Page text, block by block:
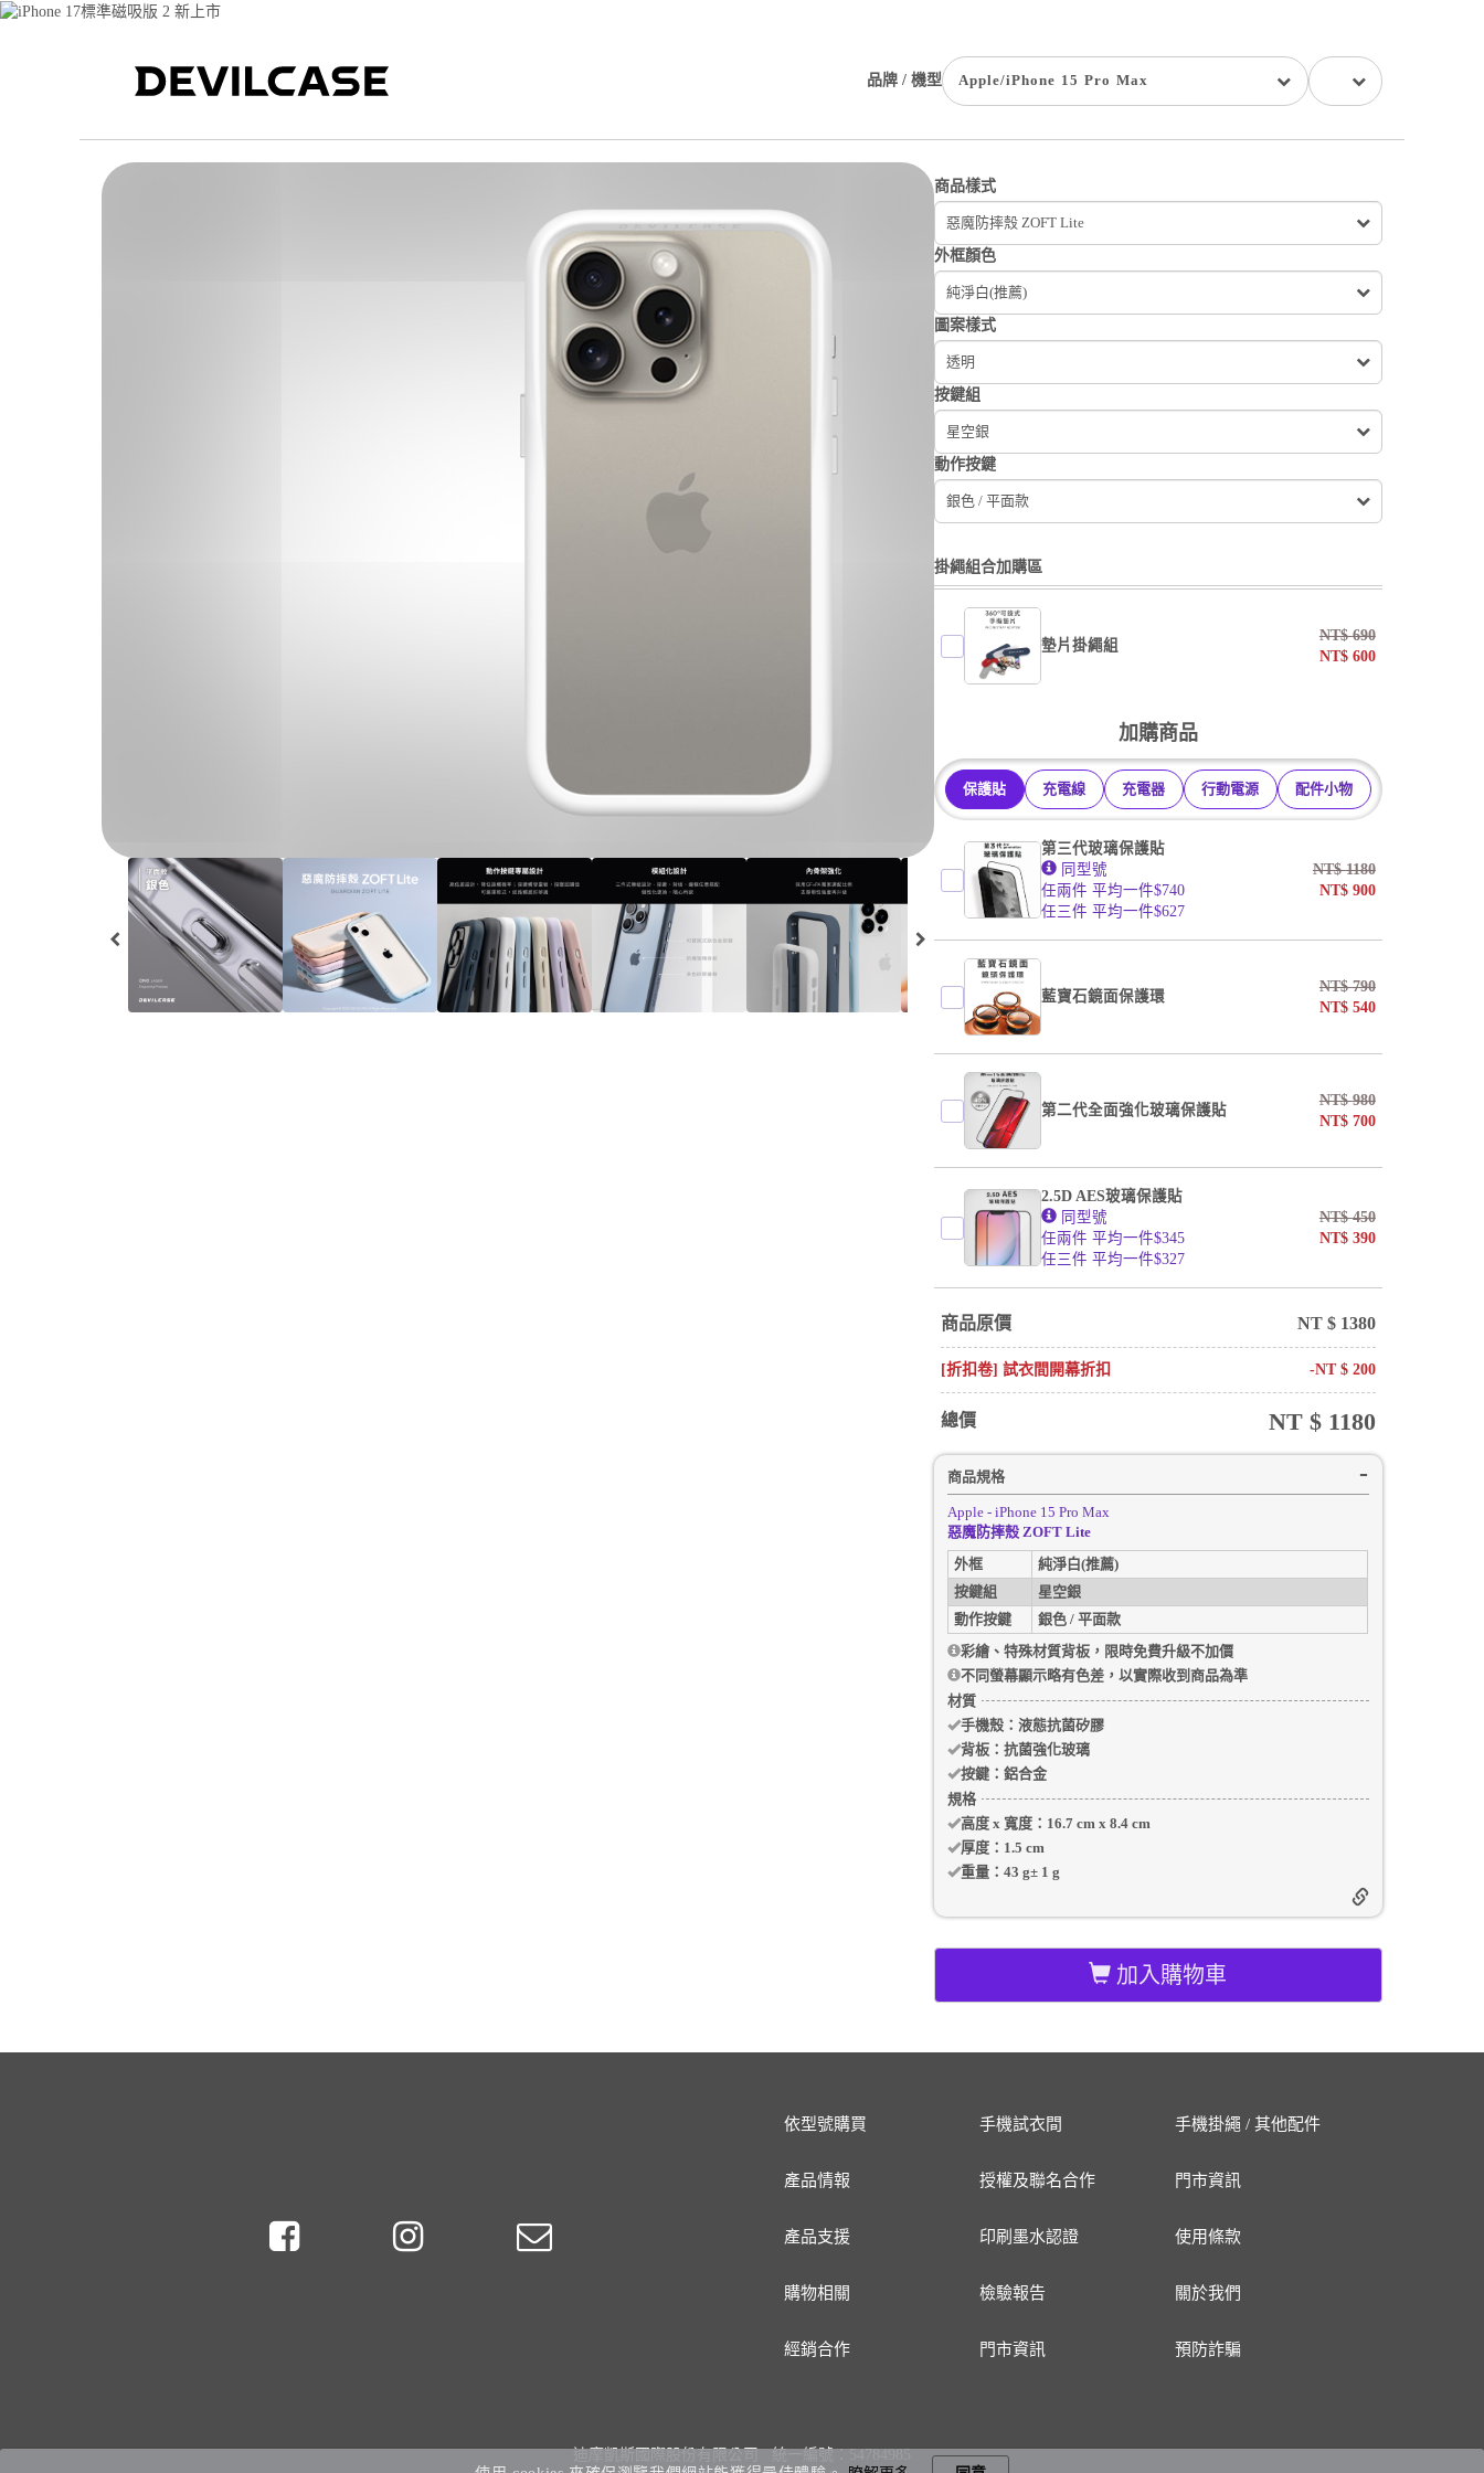
品牌 / 機型 Apple/iPhone 15 Pro Max
商品樣式
惡魔防摔殼 ZOFT Lite
外框顏色
純淨白(推薦)
圖案樣式
透明
按鍵組
星空銀
動作按鍵
銀色 / 平面款
掛繩組合加購區
墊片掛繩組
NT$690
NT$ 600
掛繩
undefined / undefined
加購商品
保護貼 充電線 充電器 行動電源 配件小物
第三代玻璃保護貼
同型號
任兩件 平均一件$740
任三件 平均一件$627
NT$1180
NT$ 900
藍寶石鏡面保護環
NT$790
NT$ 540
第二代全面強化玻璃保護貼
NT$980
NT$ 700
2.5D AES玻璃保護貼
同型號
任兩件 平均一件$345
任三件 平均一件$327
NT$450
NT$ 390
商品原價 NT $ 1380
[折扣卷] 試衣間開幕折扣 -NT $ 200
總價 NT $ 1180
商品規格
Apple - iPhone 15 Pro Max
惡魔防摔殼 ZOFT Lite
外框
純淨白(推薦)
按鍵組
星空銀
動作按鍵
銀色 / 平面款
彩繪、特殊材質背板，限時免費升級不加價
不同螢幕顯示略有色差，以實際收到商品為準
材質
手機殼：液態抗菌矽膠
背板：抗菌強化玻璃
按鍵： 鋁合金
規格
高度 x 寬度： 16.7 cm x 8.4 cm
厚度： 1.5 cm
重量： 43 g±1 g
加入購物車
依型號購買 手機試衣間 手機掛繩 / 其他配件
產品情報 授權及聯名合作 門市資訊
產品支援 印刷墨水認證 使用條款
購物相關 檢驗報告 關於我們
經銷合作 門市資訊 預防詐騙